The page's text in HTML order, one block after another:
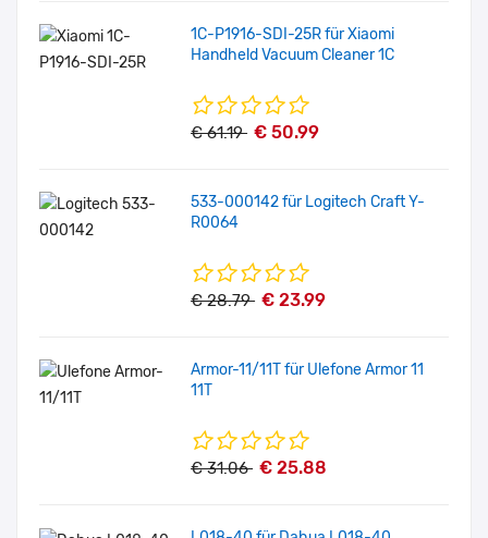
1C-P1916-SDI-25R für Xiaomi
Handheld Vacuum Cleaner 1C
€ 61.19 € 50.99
533-000142 für Logitech Craft Y-
R0064
€ 28.79 € 23.99
Armor-11/11T für Ulefone Armor 11
11T
€ 31.06 € 25.88